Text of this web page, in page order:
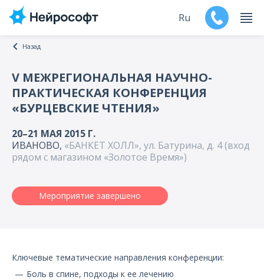
Продукты
Контакты
О компании
Ru
Назад
V МЕЖРЕГИОНАЛЬНАЯ НАУЧНО-
ПРАКТИЧЕСКАЯ КОНФЕРЕНЦИЯ
«БУРЦЕВСКИЕ ЧТЕНИЯ»
20–21 МАЯ 2015 Г.
ИВАНОВО, «БАНКЕТ ХОЛЛ», ул. Батурина, д. 4 (вход
рядом с магазином «Золотое Время»)
Мероприятие завершено
Ключевые тематические направления конференции:
Боль в спине, подходы к ее лечению